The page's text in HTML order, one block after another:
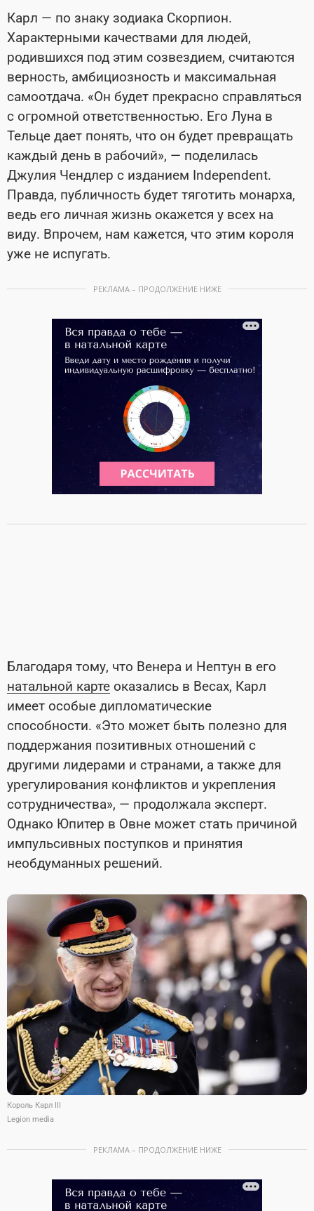
Карл — по знаку зодиака Скорпион.
Характерными качествами для людей,
родившихся под этим созвездием, считаются
верность, амбициозность и максимальная
самоотдача. «Он будет прекрасно справляться
с огромной ответственностью. Его Луна в
Тельце дает понять, что он будет превращать
каждый день в рабочий», — поделилась
Джулия Чендлер с изданием Independent.
Правда, публичность будет тяготить монарха,
ведь его личная жизнь окажется у всех на
виду. Впрочем, нам кажется, что этим короля
уже не испугать.
РЕКЛАМА – ПРОДОЛЖЕНИЕ НИЖЕ
Благодаря тому, что Венера и Нептун в его
натальной карте оказались в Весах, Карл
имеет особые дипломатические
способности. «Это может быть полезно для
поддержания позитивных отношений с
другими лидерами и странами, а также для
урегулирования конфликтов и укрепления
сотрудничества», — продолжала эксперт.
Однако Юпитер в Овне может стать причиной
импульсивных поступков и принятия
необдуманных решений.
Король Карл III
Legion media
РЕКЛАМА – ПРОДОЛЖЕНИЕ НИЖЕ